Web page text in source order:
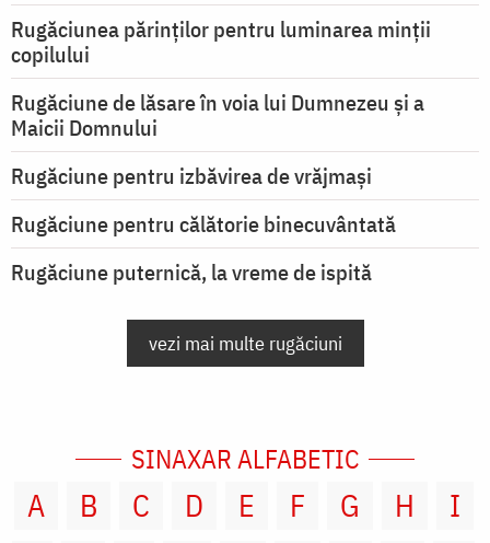
Rugăciunea părinților pentru luminarea minţii
copilului
Rugăciune de lăsare în voia lui Dumnezeu şi a
Maicii Domnului
Rugăciune pentru izbăvirea de vrăjmași
Rugăciune pentru călătorie binecuvântată
Rugăciune puternică, la vreme de ispită
vezi mai multe rugăciuni
SINAXAR ALFABETIC
A B C D E F G H
I